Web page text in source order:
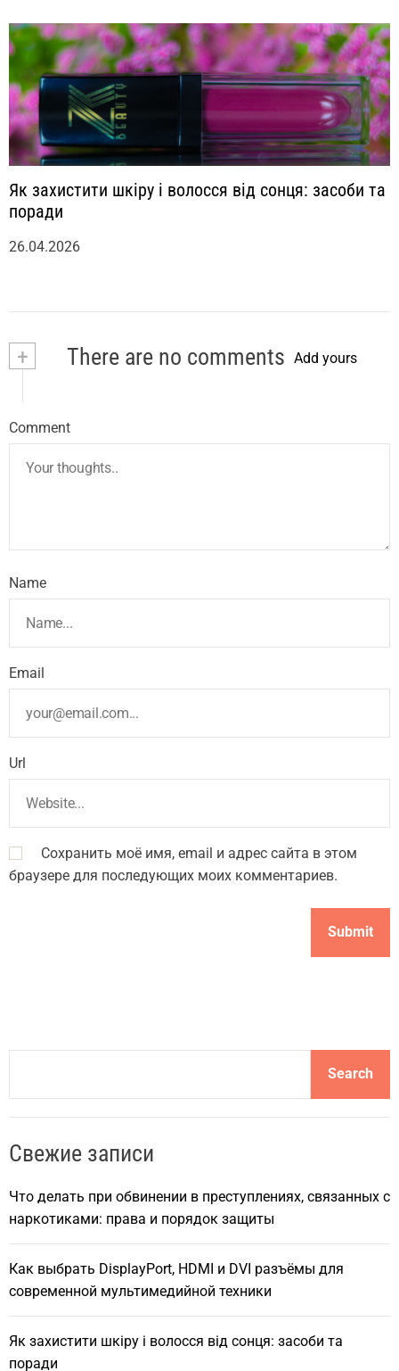
Як захистити шкіру і волосся від сонця: засоби та
поради
26.04.2026
+ There are no comments Add yours
Comment
Name
Email
Url
Сохранить моё имя, email и адрес сайта в этом
браузере для последующих моих комментариев.
a
c
Search
Свежие записи
Что делать при обвинении в преступлениях, связанных с
наркотиками: права и порядок защиты
Как выбрать DisplayPort, HDMI и DVI разъёмы для
современной мультимедийной техники
Як захистити шкіру і волосся від сонця: засоби та
поради